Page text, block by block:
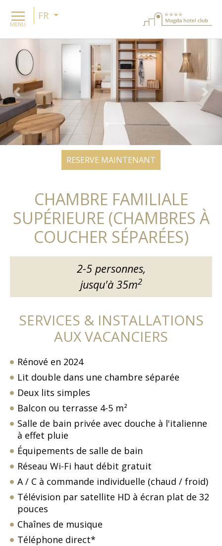
MENU
FR
Previous
RESERVE MAINTENANT
CHAMBRE FAMILIALE
SUPÉRIEURE (CHAMBRES À
COUCHER SÉPARÉES)
2-5 personnes,
jusqu'à 35m2
SERVICES & INSTALLATIONS
AUX VACANCIERS
Rénové en 2024
Lit double dans une chambre séparée
Deux lits simples
Balcon ou terrasse 4-5 m²
Salle de bain privée avec douche à l'italienne
à effet pluie
Équipements de salle de bain
Réseau Wi-Fi haut débit gratuit
A / C à commande individuelle (chaud / froid)
Télévision par satellite HD à écran plat de 32
pouces
Chaînes de musique
Téléphone direct*